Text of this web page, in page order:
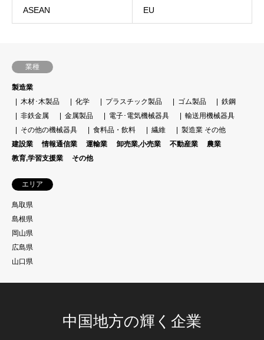
ASEAN EU
業種
製造業
木材･木製品
化学 プラスチック製品 ゴム製品
鉄鋼
非鉄金属
金属製品 電子･電気機械器具
輸送用機械器具
その他の機械器具
食料品・飲料 繊維
製造業 その他
建設業
情報通信業 運輸業 卸売業,小売業 不動産業
農業
教育,学習支援業
その他
エリア
鳥取県
島根県
岡山県
広島県
山口県
中国地方の輝く企業